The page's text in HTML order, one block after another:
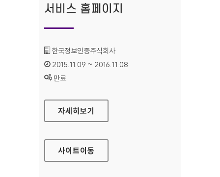
서비스 홈페이지
기관명 :
한국정보인증주식회사
인증기간 :
2015.11.09 ~ 2016.11.08
상태 :
만료
학생.학부모 인증서 발급 서비스 홈페이지
자세히보기
사이트이동